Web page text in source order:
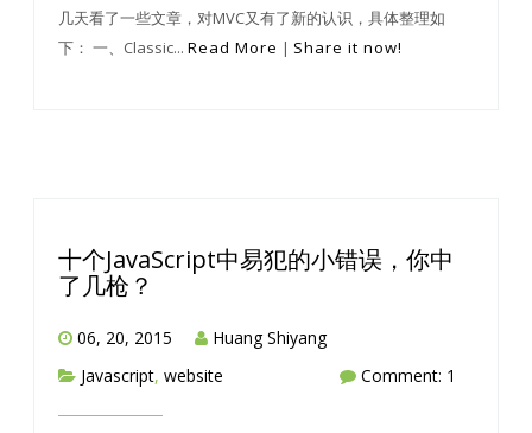
几天看了一些文章，对MVC又有了新的认识，具体整理如
下： 一、Classic... Read More | Share it now!
十个JavaScript中易犯的小错误，你中
了几枪？
06, 20, 2015
Huang Shiyang
Javascript, website Comment: 1